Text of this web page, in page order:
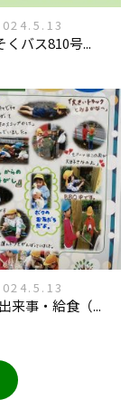
くバス810号...
来事・給食（...